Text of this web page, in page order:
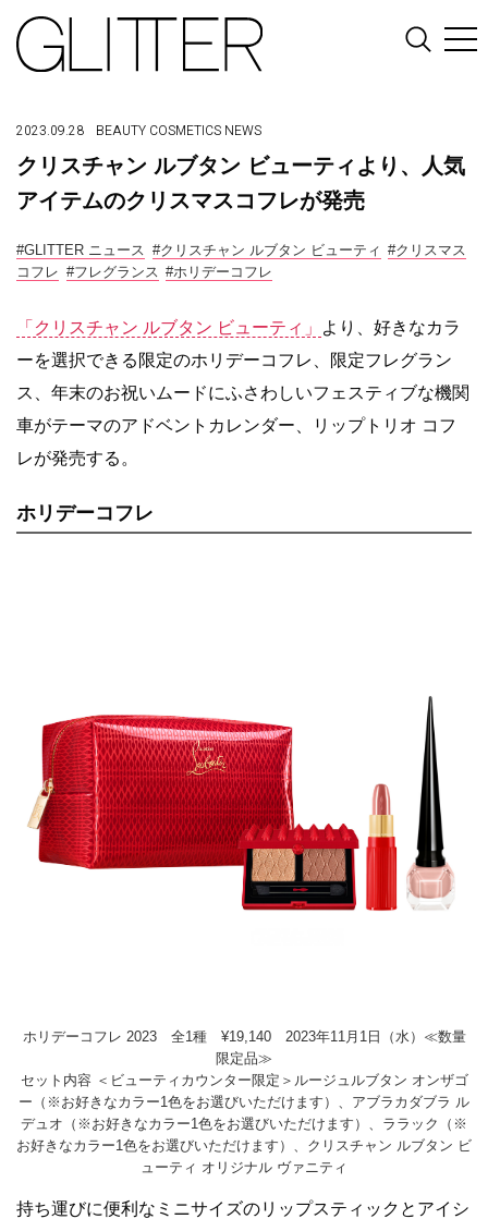
2023.09.28 BEAUTY COSMETICS NEWS
クリスチャン ルブタン ビューティより、人気
アイテムのクリスマスコフレが発売
#GLITTER ニュース #クリスチャン ルブタン ビューティ #クリスマス
コフレ #フレグランス #ホリデーコフレ
「クリスチャン ルブタン ビューティ」
より、好きなカラ
ーを選択できる限定のホリデーコフレ、限定フレグラン
ス、年末のお祝いムードにふさわしいフェスティブな機関
車がテーマのアドベントカレンダー、リップトリオ コフ
レが発売する。
ホリデーコフレ
ホリデーコフレ 2023 全1種 ¥19,140 2023年11月1日（水）≪数量
限定品≫
セット内容 ＜ビューティカウンター限定＞ルージュルブタン オンザゴ
ー（※お好きなカラー1色をお選びいただけます）、アブラカダブラ ル
デュオ（※お好きなカラー1色をお選びいただけます）、ララック（※
お好きなカラー1色をお選びいただけます）、クリスチャン ルブタン ビ
ューティ オリジナル ヴァニティ
持ち運びに便利なミニサイズのリップスティックとアイシ